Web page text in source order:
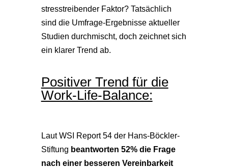
stresstreibender Faktor? Tatsächlich
sind die Umfrage-Ergebnisse aktueller
Studien durchmischt, doch zeichnet sich
ein klarer Trend ab.
Positiver Trend für die
Work-Life-Balance:
Laut WSI Report 54 der Hans-Böckler-
Stiftung beantworten 52% die Frage
nach einer besseren Vereinbarkeit